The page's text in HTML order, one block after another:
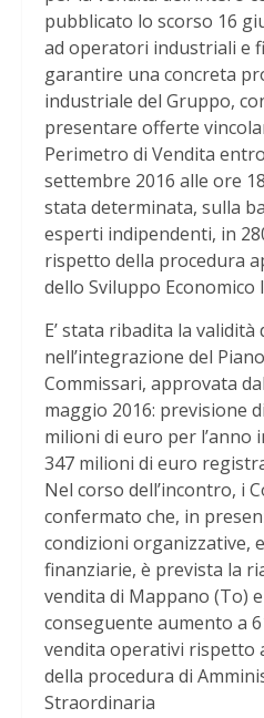
pubblicato lo scorso 16
ad operatori industriali e
garantire una concreta
industriale del Gruppo,
presentare offerte
Perimetro di Vendita
settembre 2016 alle ore
stata determinata, sulla
esperti indipendenti, in
rispetto della procedura
dello Sviluppo Economico
E’ stata ribadita la
nell’integrazione del
Commissari, approvata
maggio 2016: previsione
milioni di euro per l’anno
347 milioni di euro
Nel corso dell’incontro, i
confermato che, in
condizioni organizzative,
finanziarie, è prevista la
vendita di Mappano (To)
conseguente aumento a
vendita operativi rispetto
della procedura di
Straordinaria